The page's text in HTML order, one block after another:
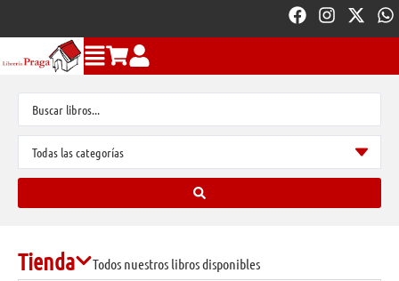
Tienda Todos nuestros libros disponibles